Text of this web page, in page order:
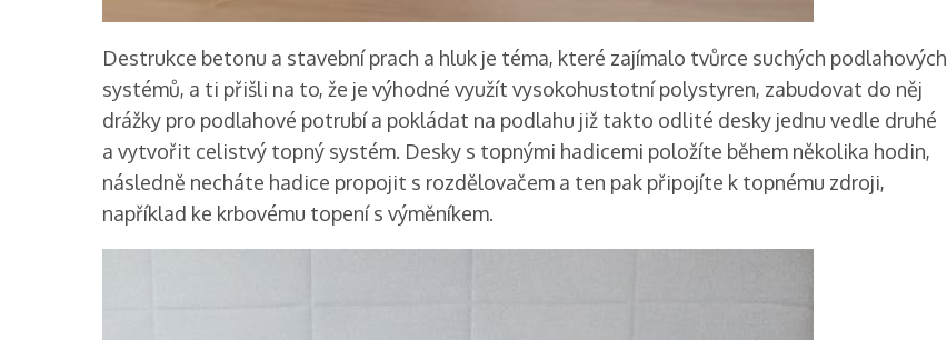
Destrukce betonu a stavební prach a hluk je téma, které zajímalo tvůrce suchých podlahových
systémů, a ti přišli na to, že je výhodné využít vysokohustotní polystyren, zabudovat do něj
drážky pro podlahové potrubí a pokládat na podlahu již takto odlité desky jednu vedle druhé
a vytvořit celistvý topný systém. Desky s topnými hadicemi položíte během několika hodin,
následně necháte hadice propojit s rozdělovačem a ten pak připojíte k topnému zdroji,
například ke krbovému topení s výměníkem.